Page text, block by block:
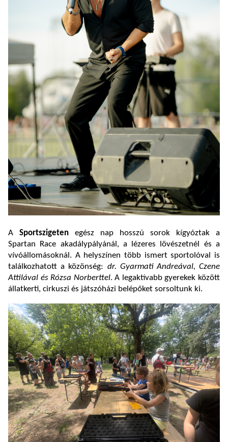
A Sportszigeten egész nap hosszú sorok kígyóztak a
Spartan Race akadálypályánál, a lézeres lövészetnél és a
vívóállomásoknál. A helyszínen több ismert sportolóval is
találkozhatott a közönség: dr. Gyarmati Andreával, Czene
Attilával és Rózsa Norberttel. A legaktívabb gyerekek között
állatkerti, cirkuszi és játszóházi belépőket sorsoltunk ki.